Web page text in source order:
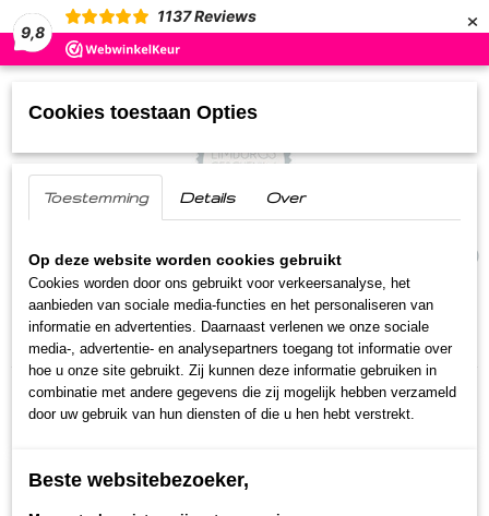
9,8
1137 Reviews ×
(0)
Home >Streekproducten Noten >
Vita notenmix
ongezouten
Cookies toestaan Opties
Toestemming Details Over
Op deze website worden cookies gebruikt
Cookies worden door ons gebruikt voor verkeersanalyse, het
aanbieden van sociale media-functies en het personaliseren van
informatie en advertenties. Daarnaast verlenen we onze sociale
media-, advertentie- en analysepartners toegang tot informatie over
hoe u onze site gebruikt. Zij kunnen deze informatie gebruiken in
combinatie met andere gegevens die zij mogelijk hebben verzameld
door uw gebruik van hun diensten of die u hen hebt verstrekt.
Beste websitebezoeker,